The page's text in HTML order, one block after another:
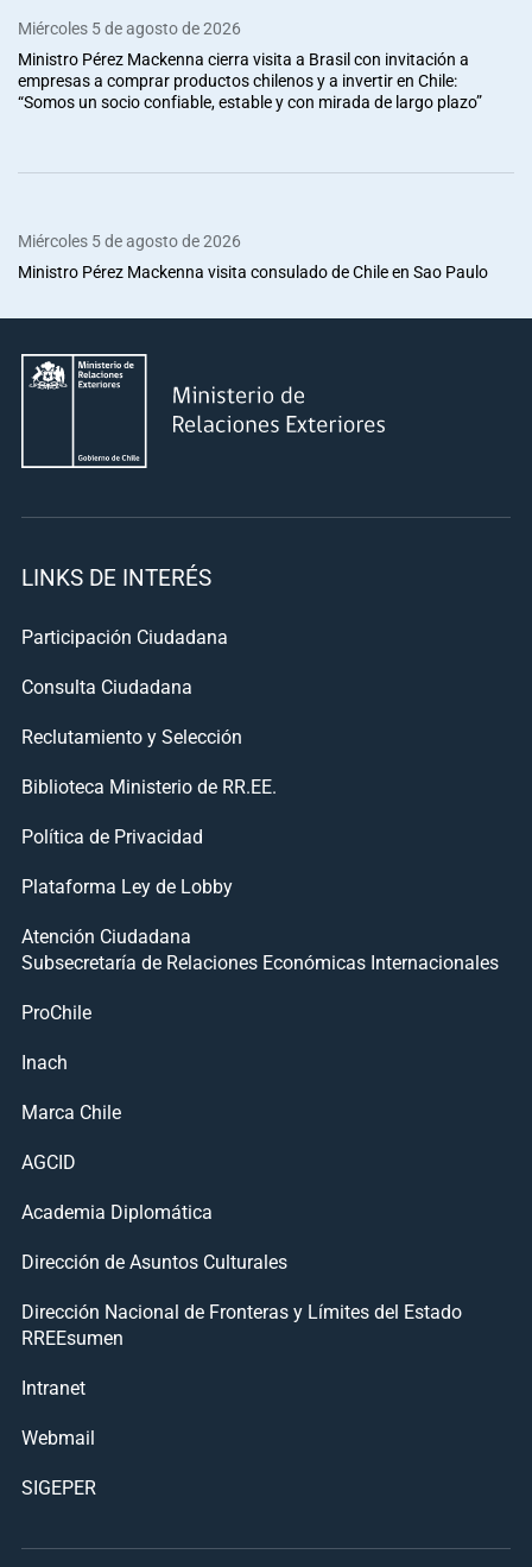
Miércoles 5 de agosto de 2026
Ministro Pérez Mackenna cierra visita a Brasil con invitación a
empresas a comprar productos chilenos y a invertir en Chile:
“Somos un socio confiable, estable y con mirada de largo plazo”
Miércoles 5 de agosto de 2026
Ministro Pérez Mackenna visita consulado de Chile en Sao Paulo
LINKS DE INTERÉS
Participación Ciudadana
Consulta Ciudadana
Reclutamiento y Selección
Biblioteca Ministerio de RR.EE.
Política de Privacidad
Plataforma Ley de Lobby
Atención Ciudadana
Subsecretaría de Relaciones Económicas Internacionales
ProChile
Inach
Marca Chile
AGCID
Academia Diplomática
Dirección de Asuntos Culturales
Dirección Nacional de Fronteras y Límites del Estado
RREEsumen
Intranet
Webmail
SIGEPER